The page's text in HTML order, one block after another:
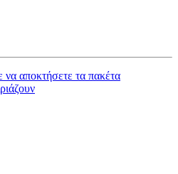
να αποκτήσετε τα πακέτα